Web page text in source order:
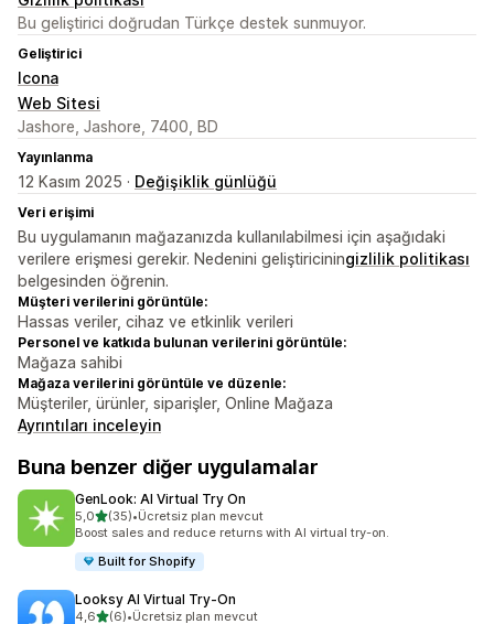
Bu geliştirici doğrudan Türkçe destek sunmuyor.
Geliştirici
Icona
Web Sitesi
Jashore, Jashore, 7400, BD
Yayınlanma
12 Kasım 2025 · Değişiklik günlüğü
Veri erişimi
Bu uygulamanın mağazanızda kullanılabilmesi için aşağıdaki
verilere erişmesi gerekir. Nedenini geliştiriciningizlilik politikası
belgesinden öğrenin.
Müşteri verilerini görüntüle:
Hassas veriler, cihaz ve etkinlik verileri
Personel ve katkıda bulunan verilerini görüntüle:
Mağaza sahibi
Mağaza verilerini görüntüle ve düzenle:
Müşteriler, ürünler, siparişler, Online Mağaza
Ayrıntıları inceleyin
Buna benzer diğer uygulamalar
GenLook: AI Virtual Try On
5,05 yıldız üzerinden
(35)
toplam 35 değerlendirme
•Ücretsiz plan mevcut
Boost sales and reduce returns with AI virtual try-on.
Built for Shopify
Looksy AI Virtual Try‑On
4,65 yıldız üzerinden
(6)•Ücretsiz plan mevcut